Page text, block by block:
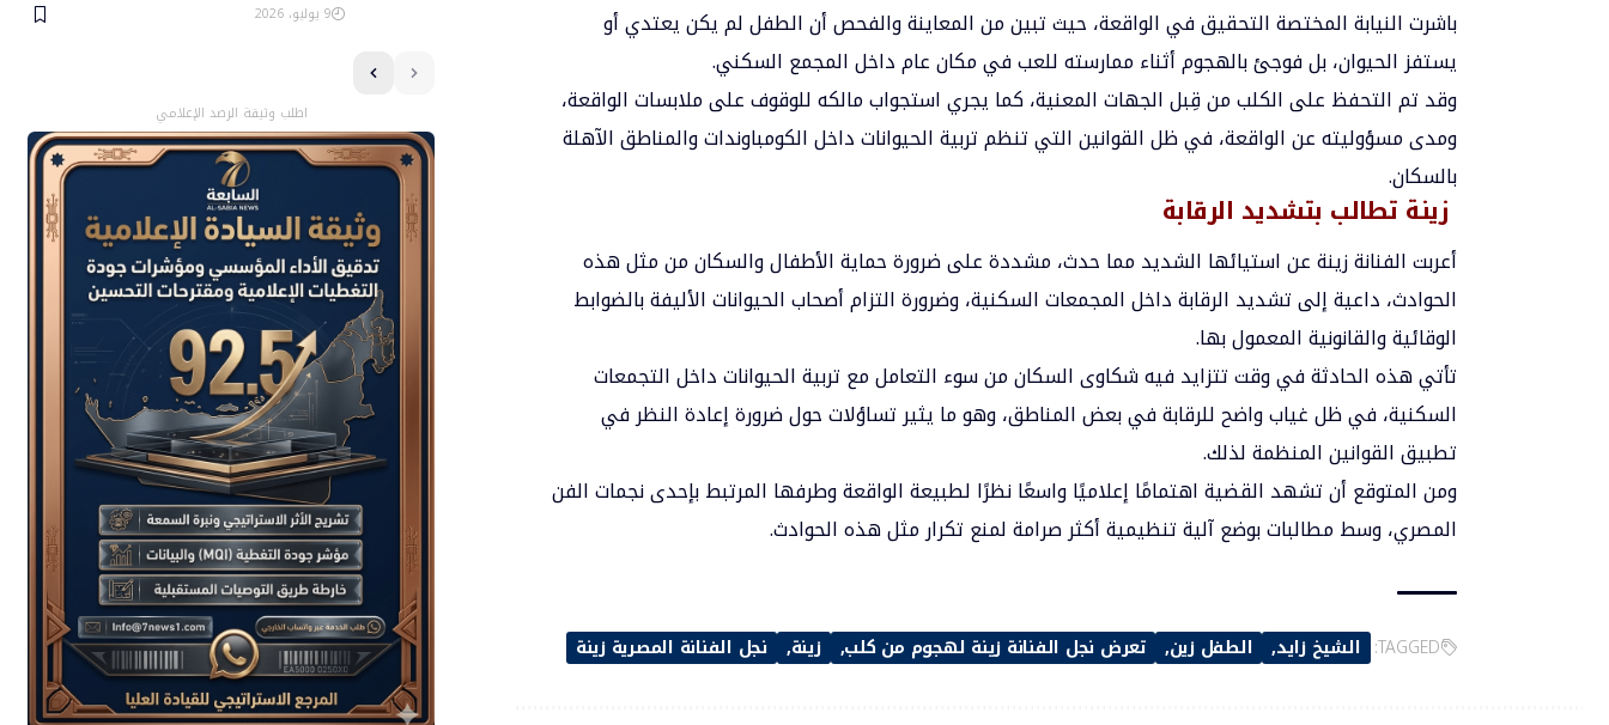
باشرت النيابة المختصة التحقيق في الواقعة، حيث تبين من المعاينة والفحص أن الطفل لم يكن يعتدي أو
يستفز الحيوان، بل فوجئ بالهجوم أثناء ممارسته للعب في مكان عام داخل المجمع السكني.
وقد تم التحفظ على الكلب من قِبل الجهات المعنية، كما يجري استجواب مالكه للوقوف على ملابسات الواقعة،
ومدى مسؤوليته عن الواقعة، في ظل القوانين التي تنظم تربية الحيوانات داخل الكومباوندات والمناطق الآهلة
بالسكان.
زينة تطالب بتشديد الرقابة
أعربت الفنانة زينة عن استيائها الشديد مما حدث، مشددة على ضرورة حماية الأطفال والسكان من مثل هذه
الحوادث، داعية إلى تشديد الرقابة داخل المجمعات السكنية، وضرورة التزام أصحاب الحيوانات الأليفة بالضوابط
الوقائية والقانونية المعمول بها.
تأتي هذه الحادثة في وقت تتزايد فيه شكاوى السكان من سوء التعامل مع تربية الحيوانات داخل التجمعات
السكنية، في ظل غياب واضح للرقابة في بعض المناطق، وهو ما يثير تساؤلات حول ضرورة إعادة النظر في
تطبيق القوانين المنظمة لذلك.
ومن المتوقع أن تشهد القضية اهتمامًا إعلاميًا واسعًا نظرًا لطبيعة الواقعة وطرفها المرتبط بإحدى نجمات الفن
المصري، وسط مطالبات بوضع آلية تنظيمية أكثر صرامة لمنع تكرار مثل هذه الحوادث.
TAGGED: الشيخ زايد الطفل زين تعرض نجل الفنانة زينة لهجوم من كلب زينة نجل الفنانة المصرية زينة
9 يوليو، 2026
اطلب وثيقة الرصد الإعلامي